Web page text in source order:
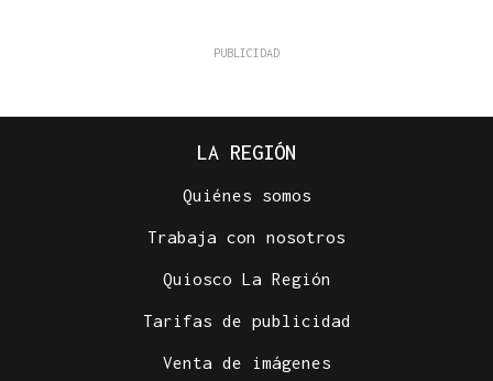
LA REGIÓN
Quiénes somos
Trabaja con nosotros
Quiosco La Región
Tarifas de publicidad
Venta de imágenes